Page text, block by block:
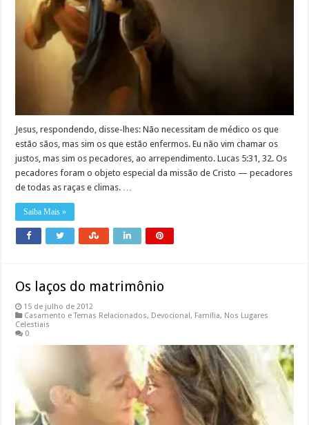
Jesus, respondendo, disse-lhes: Não necessitam de médico os que
estão sãos, mas sim os que estão enfermos. Eu não vim chamar os
justos, mas sim os pecadores, ao arrependimento. Lucas 5:31, 32. Os
pecadores foram o objeto especial da missão de Cristo — pecadores
de todas as raças e climas. …
Saiba Mais »
Os laços do matrimônio
15 de julho de 2012
Casamento e Temas Relacionados, Devocional, Família, Nos Lugares
Celestiais
0